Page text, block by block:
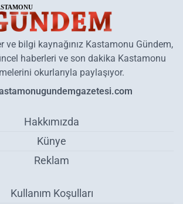
ve bilgi kaynağınız Kastamonu Gündem,
haberleri ve son dakika Kastamonu
okurlarıyla paylaşıyor.
Hakkımızda
Künye
Reklam
Kullanım Koşulları